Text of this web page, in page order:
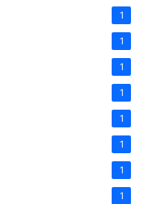
1
1
1
1
1
1
1
1